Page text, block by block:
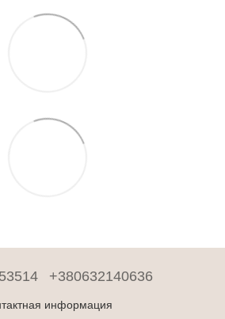
+380632140636
информация